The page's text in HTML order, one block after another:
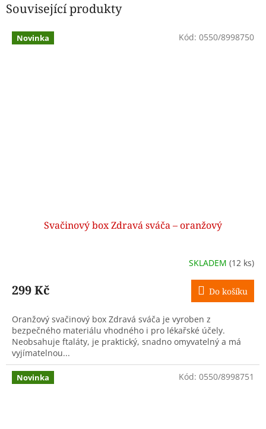
Související produkty
Novinka
Svačinový box Zdravá sváča – oranžový
SKLADEM (12 ks)
299 Kč Do košíku
Oranžový svačinový box Zdravá sváča je vyroben z
bezpečného materiálu vhodného i pro lékařské účely.
Neobsahuje ftaláty, je praktický, snadno omyvatelný a má
vyjímatelnou...
Kód: 0550/8998750
Novinka Kód: 0550/8998751